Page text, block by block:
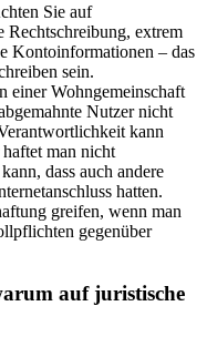
Sie auf
Rechtschreibung, extrem
Kontoinformationen – das
sein.
einer Wohngemeinschaft
Nutzer nicht
kann
man nicht
dass auch andere
hatten.
greifen, wenn man
gegenüber
auf juristische